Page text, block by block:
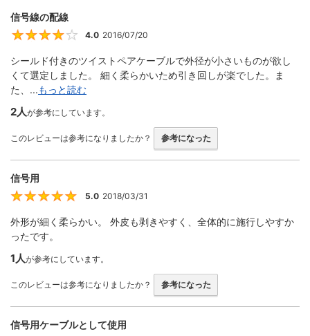
信号線の配線
4
4.0 2016/07/20
シールド付きのツイストペアケーブルで外径が小さいものが欲し
くて選定しました。 細く柔らかいため引き回しが楽でした。ま
た、...もっと読む
2人が参考にしています。
このレビューは参考になりましたか？ 参考になった
信号用
5
5.0 2018/03/31
外形が細く柔らかい。 外皮も剥きやすく、全体的に施行しやすか
ったです。
1人が参考にしています。
このレビューは参考になりましたか？ 参考になった
信号用ケーブルとして使用